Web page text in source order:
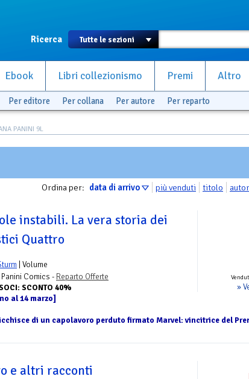
Ricerca
Ebook Libri collezionismo Premi Altro
Per editore Per collana Per autore Per reparto
PANINI 9L
Ordina per: data di arrivo più venduti titolo
»
instabili. La vera storia dei
Quattro
| Volume
Panini Comics - Reparto Offerte
SCONTO 40%
al 14 marzo]
di un capolavoro perduto firmato Marvel: vincitrice del
e altri racconti